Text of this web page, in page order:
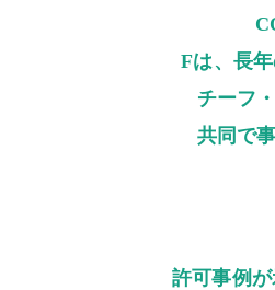
Fは、長
チーフ
共同で
許可事例が